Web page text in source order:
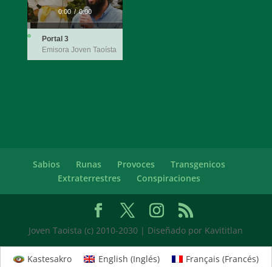
0:00 / 0:00
Portal 3
Emisora Joven Taoísta
Sabios Runas Provoces
Transgenicos
Extraterrestres
Conspiraciones
Joven Taoista (c) 2010-2030 | Diseñado por Kavititlan
Kastesakro English (Inglés) Français (Francés)